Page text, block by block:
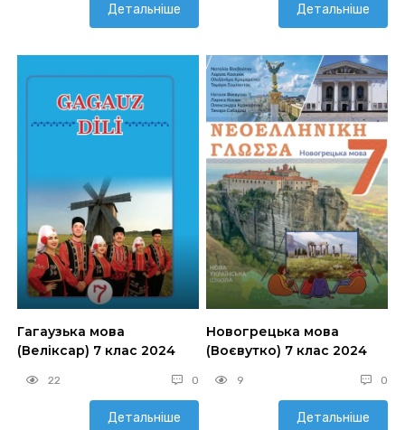
Детальніше Детальніше
Гагаузька мова
(Веліксар) 7 клас 2024
22 0
Детальніше
Новогрецька мова
(Воєвутко) 7 клас 2024
9 0
Детальніше